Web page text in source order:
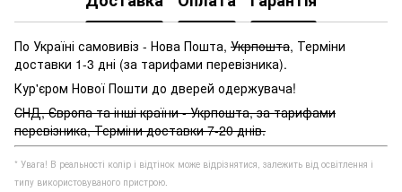
По Україні самовивіз - Нова Пошта, Укрпошта, Терміни
доставки 1-3 дні (за тарифами перевізника).
Кур'єром Нової Пошти до дверей одержувача!
СНД, Європа та інші країни - Укрпошта, за тарифами
перевізника, Терміни доставки 7-20 днів.
* Увага! В реальності колір і відтінок може відрізнятися, залежить від освітлення і
типу використовуваного пристрою.